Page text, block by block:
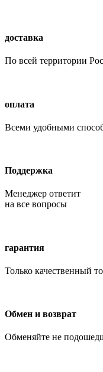
доставка
По всей территории
оплата
Всеми удобными
Поддержка
Менеджер ответит
на все вопросы
гарантия
Только качественный
Обмен и возврат
Обменяйте не